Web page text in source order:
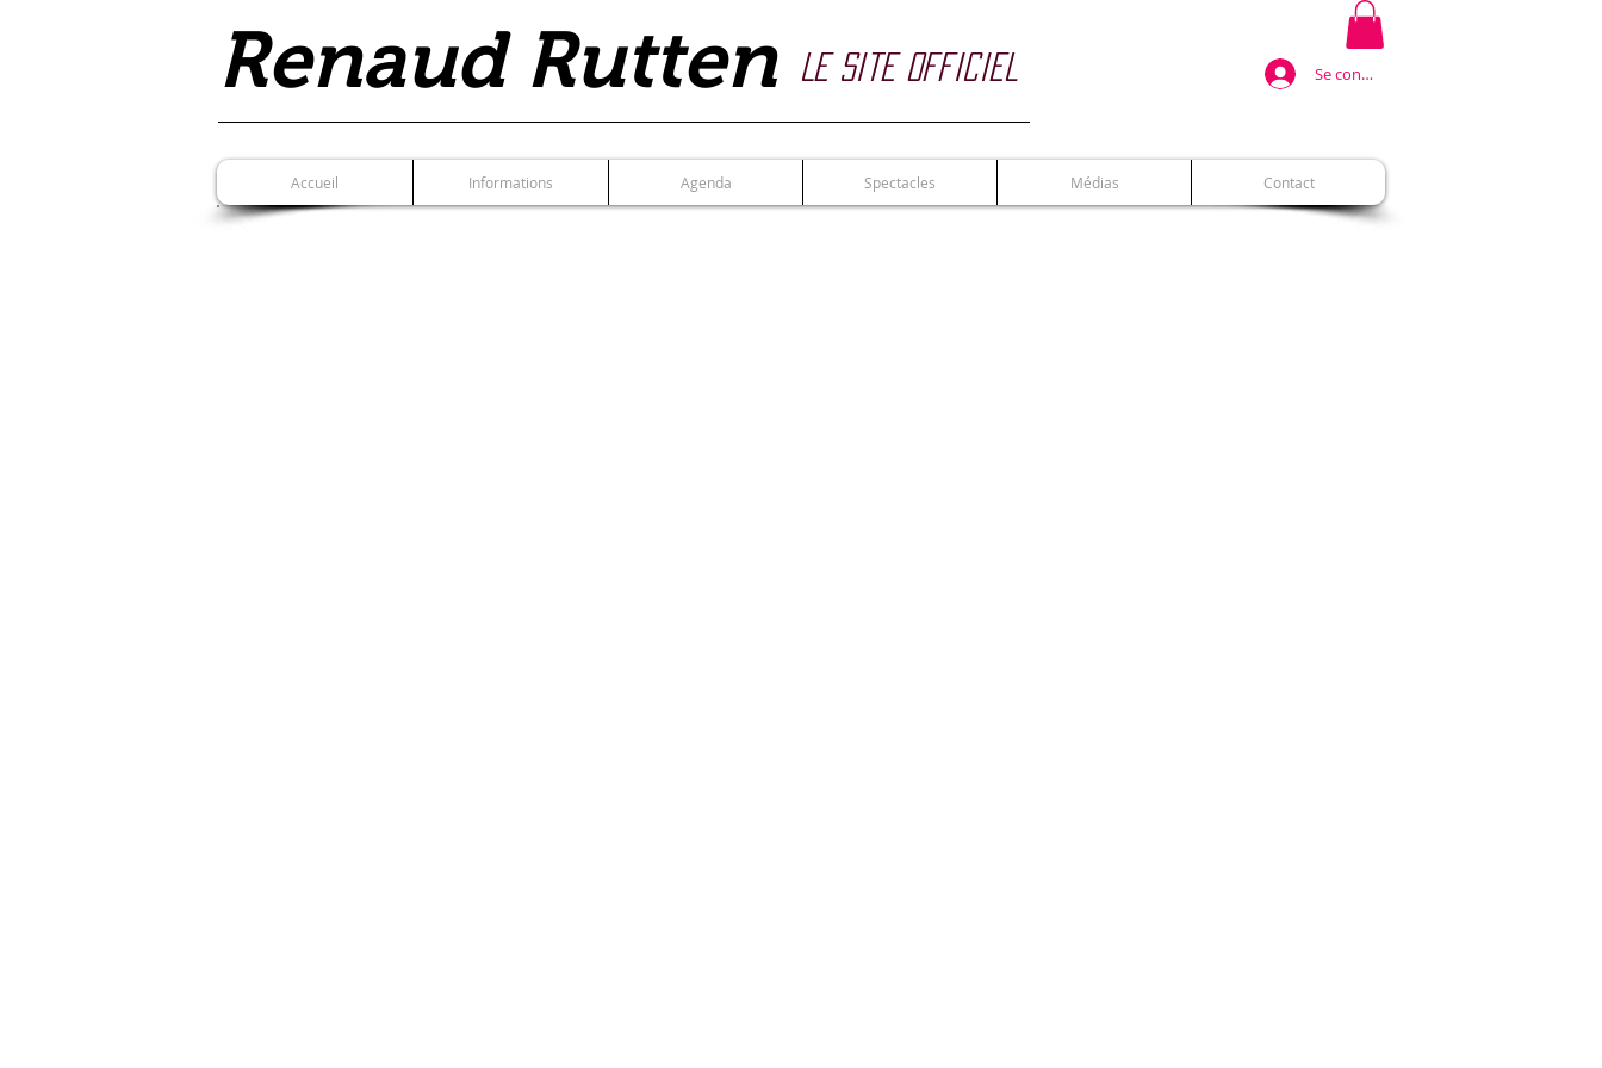
RenaudRutten Le site officiel Se connecter
Accueil Informations Agenda Spectacles Médias Contact